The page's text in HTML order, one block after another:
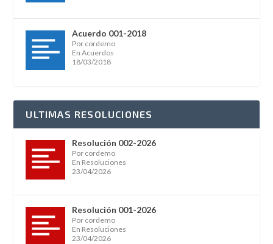
Acuerdo 001-2018
Por cordemo
En Acuerdos
18/03/2018
ULTIMAS RESOLUCIONES
Resolución 002-2026
Por cordemo
En Resoluciones
23/04/2026
Resolución 001-2026
Por cordemo
En Resoluciones
23/04/2026